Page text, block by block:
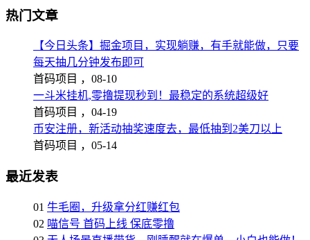
热门文章
【今日头条】掘金项目，实现躺赚，有手就能做，只要
每天抽几分钟发布即可
首码项目 ， 08-10
一斗米挂机,零撸提现秒到！最稳定的系统超级好
首码项目 ， 04-19
币安注册，新活动抽奖速度去，最低抽到2美刀以上
首码项目 ， 05-14
最近发表
01 牛毛圈，升级拿分红赚红包
02 喵信号 首码上线 保底零撸